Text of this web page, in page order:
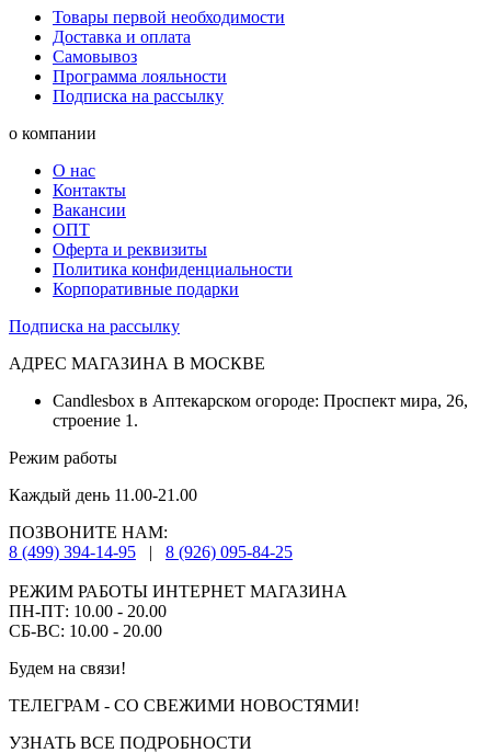
Товары первой необходимости
Доставка и оплата
Самовывоз
Программа лояльности
Подписка на рассылку
о компании
О нас
Контакты
Вакансии
ОПТ
Оферта и реквизиты
Политика конфиденциальности
Корпоративные подарки
Подписка на рассылку
АДРЕС МАГАЗИНА В МОСКВЕ
Candlesbox в Аптекарском огороде: Проспект мира, 26,
строение 1.
Режим работы
Каждый день 11.00-21.00
ПОЗВОНИТЕ НАМ:
8 (499) 394-14-95
| 8 (926) 095-84-25
РЕЖИМ РАБОТЫ ИНТЕРНЕТ МАГАЗИНА
ПН-ПТ: 10.00 - 20.00
СБ-ВС: 10.00 - 20.00
Будем на связи!
ТЕЛЕГРАМ - СО СВЕЖИМИ НОВОСТЯМИ!
УЗНАТЬ ВСЕ ПОДРОБНОСТИ